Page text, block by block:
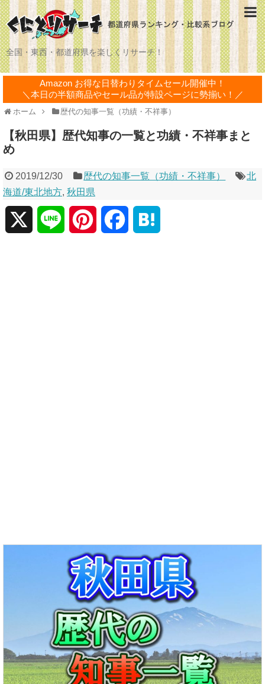
全国・東西・都道府県を楽しくリサーチ！
Amazon お得な日替わりタイムセール開催中！
＼本日の半額商品やセール品が特設ページに勢揃い！／
ホーム 歴代の知事一覧（功績・不祥事）
【秋田県】歴代知事の一覧と功績・不祥事まと
め
2019/12/30 歴代の知事一覧（功績・不祥事）
北
海道/東北地方, 秋田県